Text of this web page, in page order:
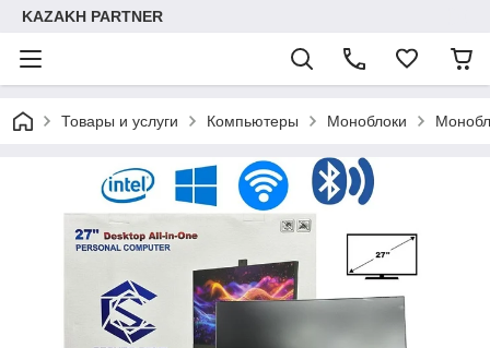
KAZAKH PARTNER
Товары и услуги Компьютеры Моноблоки